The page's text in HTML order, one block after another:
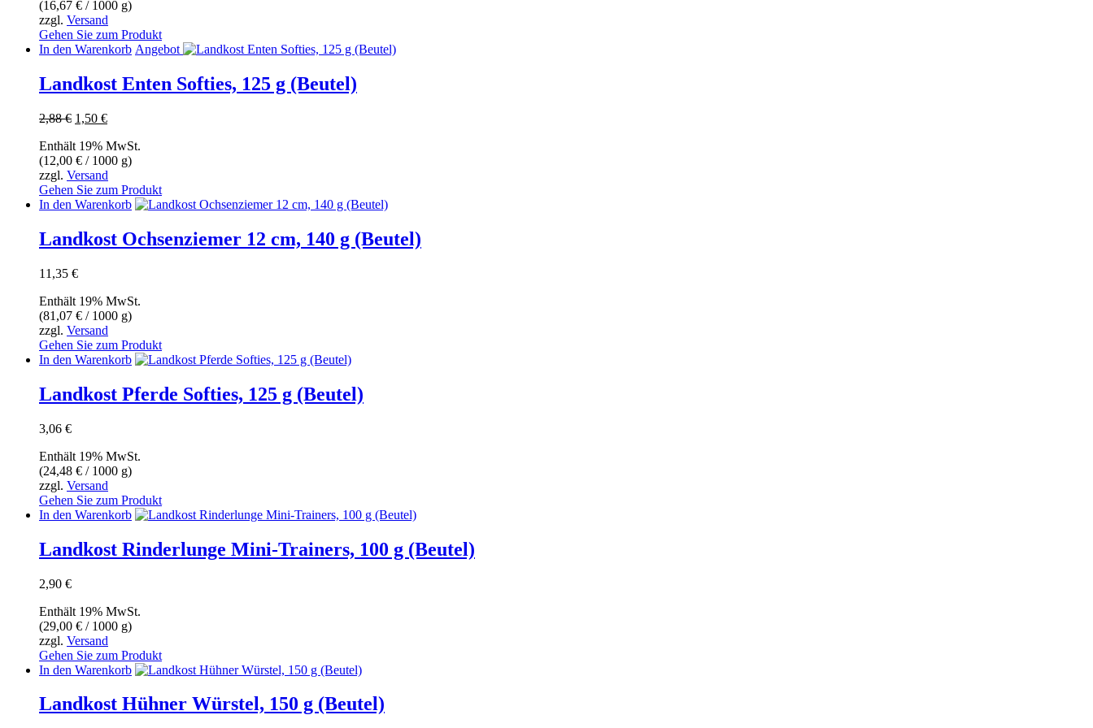
3,85 €2,50 €.
(16,67 € / 1000 g)
zzgl. Versand
Gehen Sie zum Produkt
In den Warenkorb Angebot
Landkost Enten Softies, 125 g (Beutel)
2,88€ Ursprünglicher
war:
2,88 €
1,50 €Aktueller
ist:
1,50 €.
Enthält 19% MwSt.
(12,00 € / 1000 g)
zzgl. Versand
Gehen Sie zum Produkt
In den Warenkorb
Landkost Ochsenziemer 12 cm, 140 g (Beutel)
11,35 €
Enthält 19% MwSt.
(81,07 € / 1000 g)
zzgl. Versand
Gehen Sie zum Produkt
In den Warenkorb
Landkost Pferde Softies, 125 g (Beutel)
3,06 €
Enthält 19% MwSt.
(24,48 € / 1000 g)
zzgl. Versand
Gehen Sie zum Produkt
In den Warenkorb
Landkost Rinderlunge Mini-Trainers, 100 g (Beutel)
2,90 €
Enthält 19% MwSt.
(29,00 € / 1000 g)
zzgl. Versand
Gehen Sie zum Produkt
In den Warenkorb
Landkost Hühner Würstel, 150 g (Beutel)